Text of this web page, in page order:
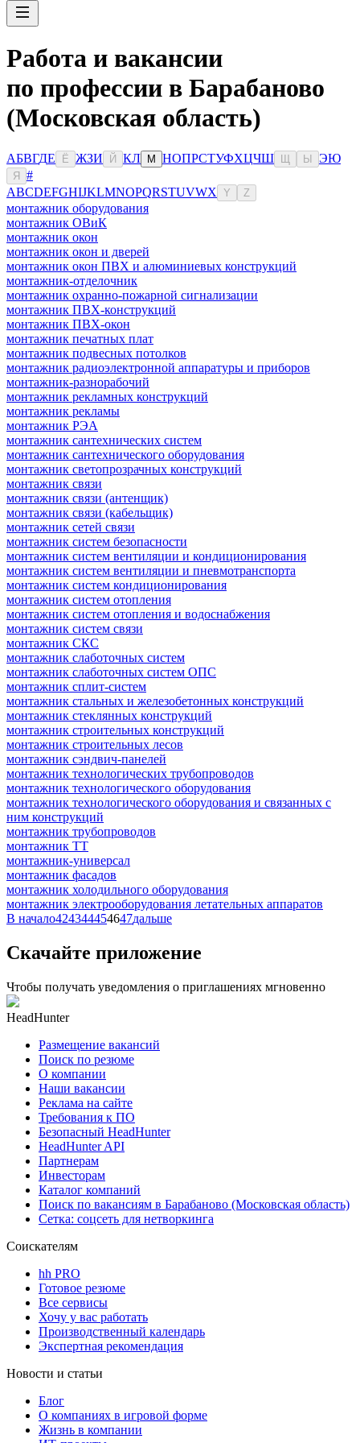
Работа и вакансии
по профессии в Барабаново
(Московская область)
АБВГДЕ Ё ЖЗИ Й КЛ М НОПРСТУФХЦЧШ Ы ЭЮ
Я
#
ABCDEFGHIJKLMNOPQRSTUVWX Y Z
монтажник оборудования
монтажник ОВиК
монтажник окон
монтажник окон и дверей
монтажник окон ПВХ и алюминиевых конструкций
монтажник-отделочник
монтажник охранно-пожарной сигнализации
монтажник ПВХ-конструкций
монтажник ПВХ-окон
монтажник печатных плат
монтажник подвесных потолков
монтажник радиоэлектронной аппаратуры и приборов
монтажник-разнорабочий
монтажник рекламных конструкций
монтажник рекламы
монтажник РЭА
монтажник сантехнических систем
монтажник сантехнического оборудования
монтажник светопрозрачных конструкций
монтажник связи
монтажник связи (антенщик)
монтажник связи (кабельщик)
монтажник сетей связи
монтажник систем безопасности
монтажник систем вентиляции и кондиционирования
монтажник систем вентиляции и пневмотранспорта
монтажник систем кондиционирования
монтажник систем отопления
монтажник систем отопления и водоснабжения
монтажник систем связи
монтажник СКС
монтажник слаботочных систем
монтажник слаботочных систем ОПС
монтажник сплит-систем
монтажник стальных и железобетонных конструкций
монтажник стеклянных конструкций
монтажник строительных конструкций
монтажник строительных лесов
монтажник сэндвич-панелей
монтажник технологических трубопроводов
монтажник технологического оборудования
монтажник технологического оборудования и связанных с
ним конструкций
монтажник трубопроводов
монтажник ТТ
монтажник-универсал
монтажник фасадов
монтажник холодильного оборудования
монтажник электрооборудования летательных аппаратов
В начало424344454647дальше
Скачайте приложение
Чтобы получать уведомления о приглашениях мгновенно
HeadHunter
Размещение вакансий
Поиск по резюме
О компании
Наши вакансии
Реклама на сайте
Требования к ПО
Безопасный HeadHunter
HeadHunter API
Партнерам
Инвесторам
Каталог компаний
Поиск по вакансиям в Барабаново (Московская область)
Сетка: соцсеть для нетворкинга
Соискателям
hh PRO
Готовое резюме
Все сервисы
Хочу у вас работать
Производственный календарь
Экспертная рекомендация
Новости и статьи
Блог
О компаниях в игровой форме
Жизнь в компании